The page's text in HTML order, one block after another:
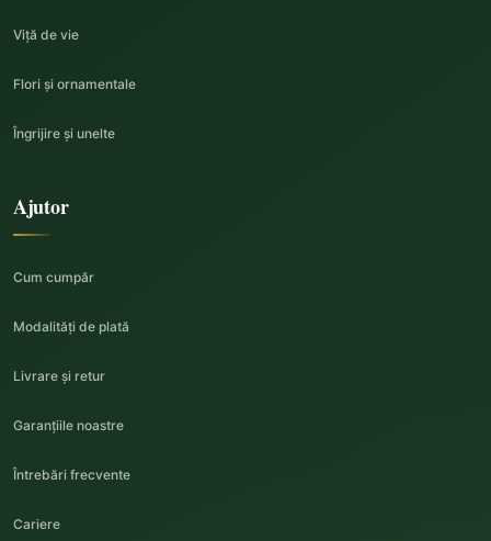
Viță de vie
Flori și ornamentale
Îngrijire și unelte
Ajutor
Cum cumpăr
Modalități de plată
Livrare și retur
Garanțiile noastre
Întrebări frecvente
Cariere